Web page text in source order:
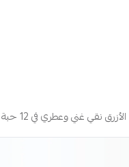
نقي غني وعطري في 12 حبة